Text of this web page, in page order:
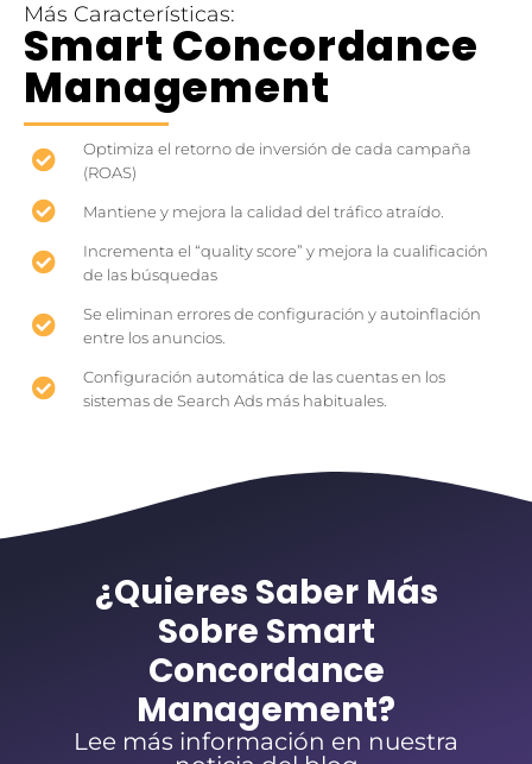
Más Características:
Smart Concordance
Management
Optimiza el retorno de inversión de cada campaña
(ROAS)
Mantiene y mejora la calidad del tráfico atraído.
Incrementa el “quality score” y mejora la cualificación
de las búsquedas
Se eliminan errores de configuración y autoinflación
entre los anuncios.
Configuración automática de las cuentas en los
sistemas de Search Ads más habituales.
¿Quieres Saber Más
Sobre Smart
Concordance
Management?
Lee más información en nuestra